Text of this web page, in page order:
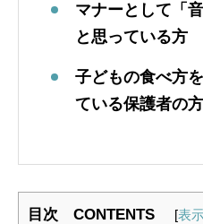
マナーとして「
と思っている方
子どもの食べ方
ている保護者の方
目次 CONTENTS [表